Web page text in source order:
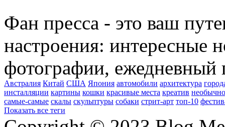
Фан пресса - это ваш
настроения: интересные
фотографии, ежедневный
Австралия Китай США Япония автомобили архитектура
инсталляции картины кошки красивые места креатив
самые-самые скалы скульптуры собаки стрит-арт топ-10
Показать все теги